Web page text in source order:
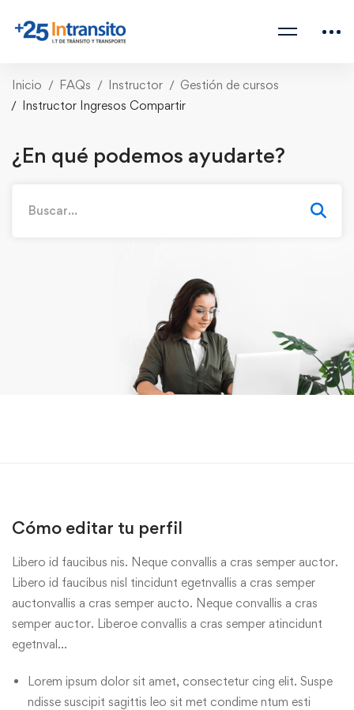
Inicio FAQs Instructor
Gestión de cursos
Instructor Ingresos Compartir
¿En qué podemos ayudarte?
Cómo editar tu perfil
Libero id faucibus nis. Neque convallis a cras semper auctor.
Libero id faucibus nisl tincidunt egetnvallis a cras semper
auctonvallis a cras semper aucto. Neque convallis a cras
semper auctor. Liberoe convallis a cras semper atincidunt
egetnval…
Lorem ipsum dolor sit amet, consectetur cing elit. Suspe
ndisse suscipit sagittis leo sit met condime ntum esti